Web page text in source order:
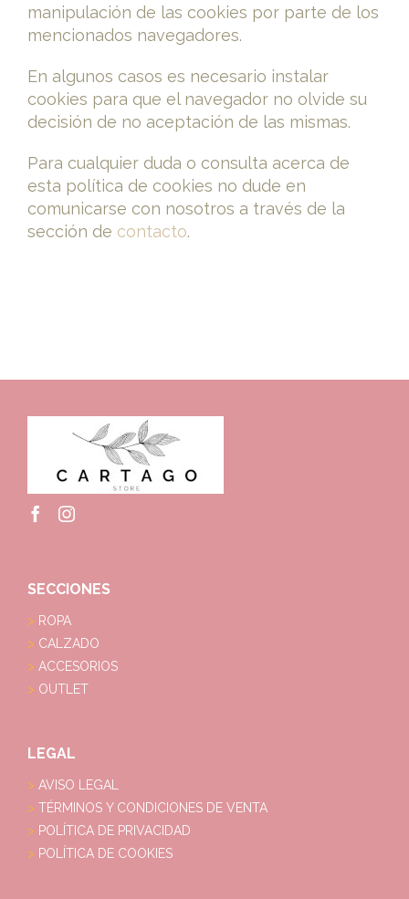
manipulación de las cookies por parte de los
mencionados navegadores.
En algunos casos es necesario instalar
cookies para que el navegador no olvide su
decisión de no aceptación de las mismas.
Para cualquier duda o consulta acerca de
esta política de cookies no dude en
comunicarse con nosotros a través de la
sección de contacto.
SECCIONES
ROPA
CALZADO
ACCESORIOS
OUTLET
LEGAL
AVISO LEGAL
TÉRMINOS Y CONDICIONES DE VENTA
POLÍTICA DE PRIVACIDAD
POLÍTICA DE COOKIES